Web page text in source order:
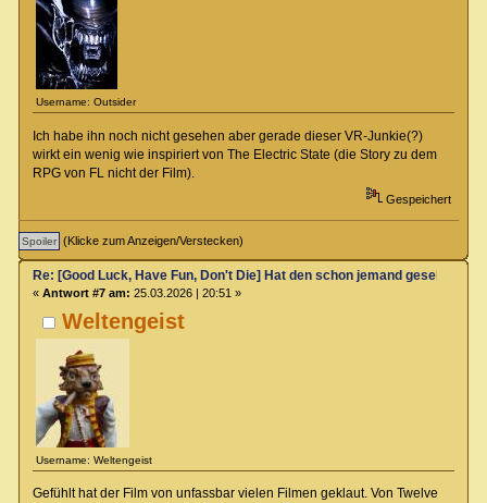
Username: Outsider
Ich habe ihn noch nicht gesehen aber gerade dieser VR-Junkie(?)
wirkt ein wenig wie inspiriert von The Electric State (die Story zu dem
RPG von FL nicht der Film).
Gespeichert
(Klicke zum Anzeigen/Verstecken)
Weltengeist
Username: Weltengeist
Re: [Good Luck, Have Fun, Don't Die] Hat den schon jemand gesehen?
« Antwort #7 am: 25.03.2026 | 20:51 »
Gefühlt hat der Film von unfassbar vielen Filmen geklaut. Von Twelve